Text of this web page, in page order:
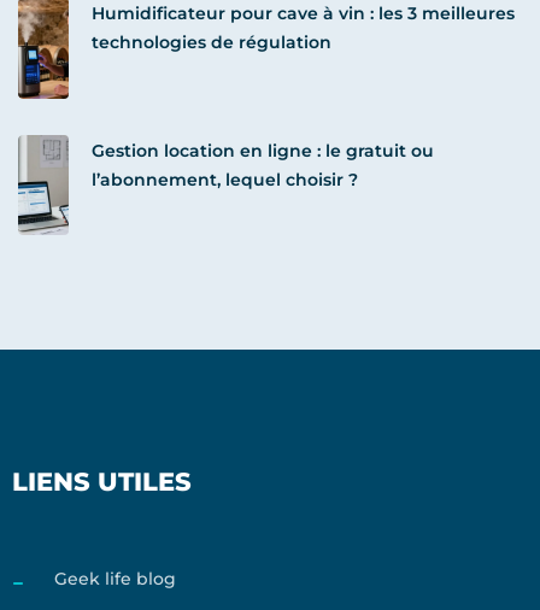
Humidificateur pour cave à vin : les 3 meilleures
technologies de régulation
Gestion location en ligne : le gratuit ou
l’abonnement, lequel choisir ?
LIENS UTILES
Geek life blog